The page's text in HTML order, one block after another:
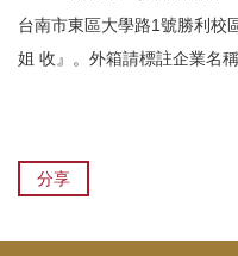
台南市東區大學路1號勝利校
姐 收』。外箱請標註企業名
分享